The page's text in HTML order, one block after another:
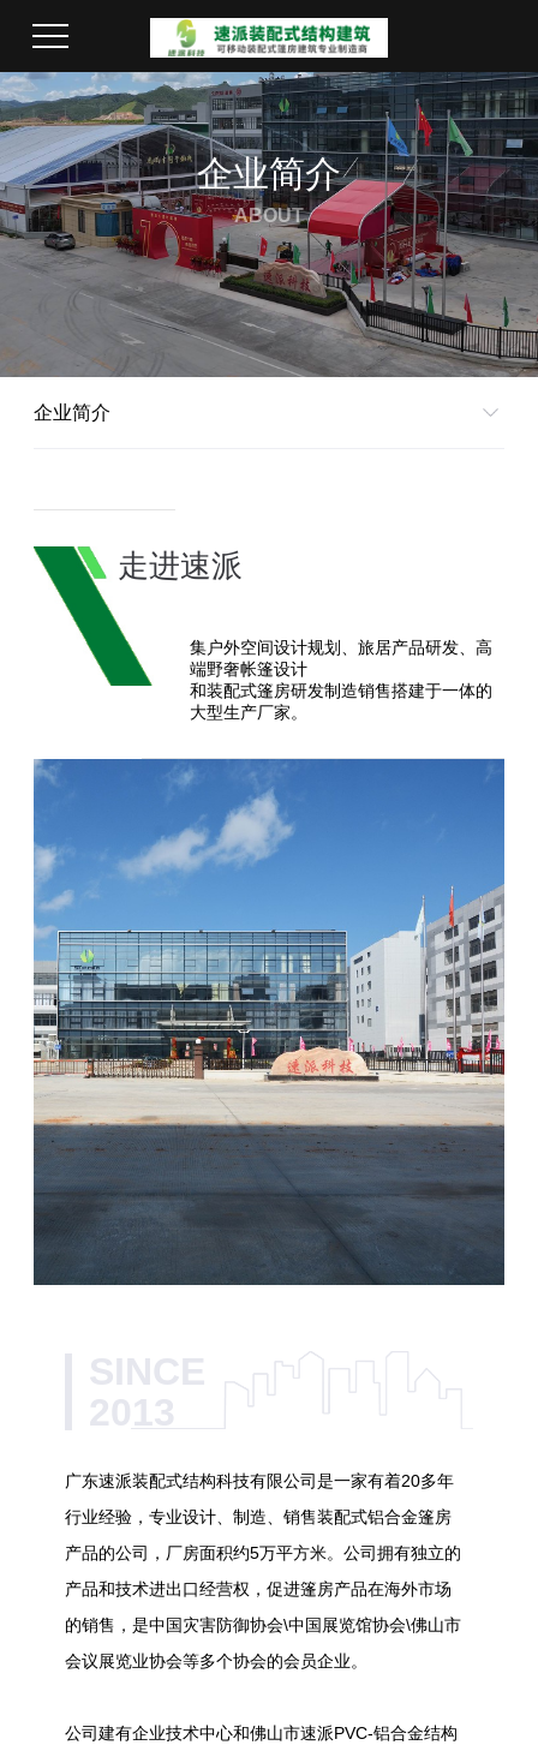
企业简介
ABOUT
企业简介
走进速派
集户外空间设计规划、旅居产品研发、高
端野奢帐篷设计
和装配式篷房研发制造销售搭建于一体的
大型生产厂家。
SINCE
2013
广东速派装配式结构科技有限公司是一家有着20多年
行业经验，专业设计、制造、销售装配式铝合金篷房
产品的公司，厂房面积约5万平方米。公司拥有独立的
产品和技术进出口经营权，促进篷房产品在海外市场
的销售，是中国灾害防御协会\中国展览馆协会\佛山市
会议展览业协会等多个协会的会员企业。
公司建有企业技术中心和佛山市速派PVC-铝合金结构